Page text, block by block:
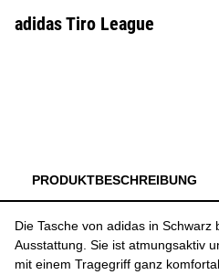
adidas Tiro League
PRODUKTBESCHREIBUNG
Die Tasche von adidas in Schwarz
Ausstattung. Sie ist atmungsaktiv
mit einem Tragegriff ganz